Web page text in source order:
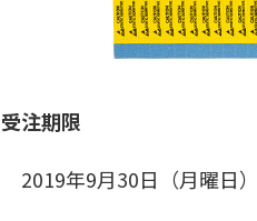
受注期限
2019年9月30日（月曜日